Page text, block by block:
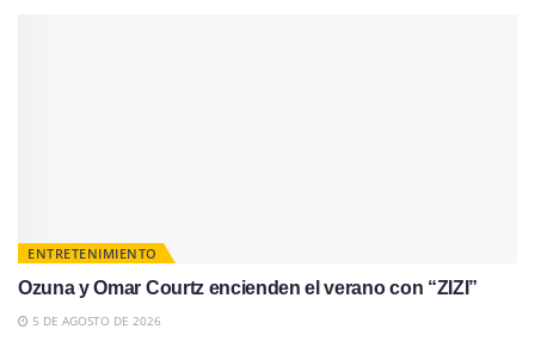
ENTRETENIMIENTO
Ozuna y Omar Courtz encienden el verano con “ZIZI”
5 DE AGOSTO DE 2026